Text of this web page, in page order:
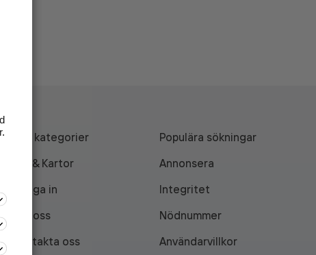
Alla kategorier
Populära sökningar
API & Kartor
Annonsera
Logga in
Integritet
Om oss
Nödnummer
Kontakta oss
Användarvillkor